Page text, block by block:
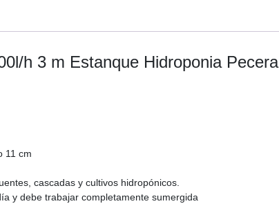
h 3 m Estanque Hidroponia Pecera
11 cm
cascadas y cultivos hidropónicos.
y debe trabajar completamente sumergida